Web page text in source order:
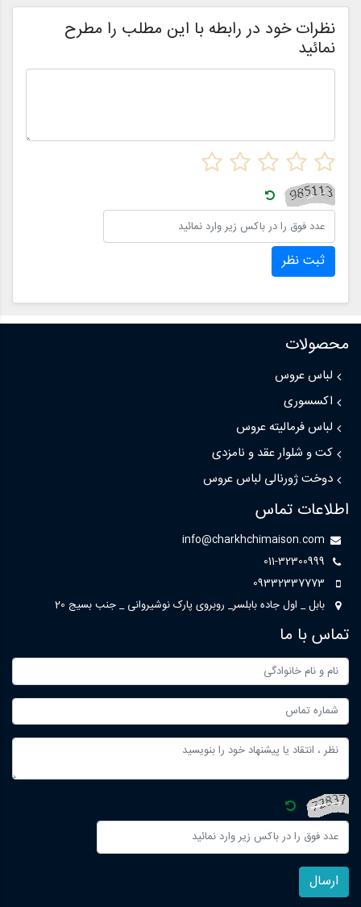
نظرات خود در رابطه با این مطلب را مطرح
نمائید
ثبت نظر
محصولات
لباس عروس
اکسسوری
لباس فرمالیته عروس
کت و شلوار عقد و نامزدی
دوخت ژورنالی لباس عروس
اطلاعات تماس
info@charkhchimaison.com
011-32300999
09332337773
بابل _ اول جاده بابلسر_ روبروی پارک نوشیروانی _ جنب بسیج 20
تماس با ما
ارسال